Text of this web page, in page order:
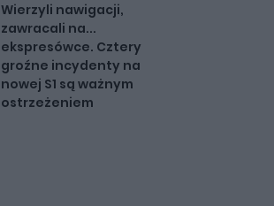
Wierzyli nawigacji,
zawracali na...
ekspresówce. Cztery
groźne incydenty na
nowej S1 są ważnym
ostrzeżeniem